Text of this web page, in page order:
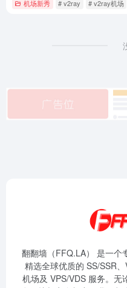
机场新秀 # v2ray # v2ray机场
翻翻墙（FFQ.LA） 是一个
精选全球优质的 SS/SSR
机场及 VPS/VDS 服务。无